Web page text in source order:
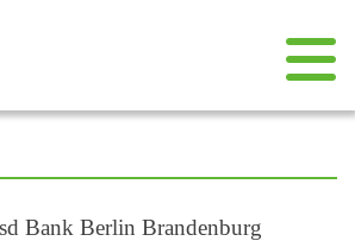
Plätzchen, Spieleabend am Do, 11.
Bank Berlin Brandenburg